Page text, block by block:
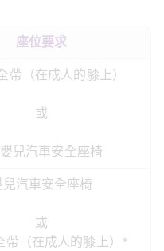
座位要求
帶（在成人的膝上）
或
      嬰兒汽車安全座椅
兒汽車安全座椅
或
帶（在成人的膝上）*